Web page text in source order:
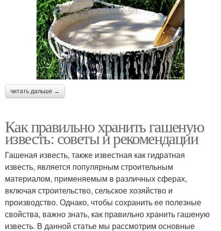
читать дальше →
Как правильно хранить гашеную
известь: советы и рекомендации
Гашеная известь, также известная как гидратная
известь, является популярным строительным
материалом, применяемым в различных сферах,
включая строительство, сельское хозяйство и
производство. Однако, чтобы сохранить ее полезные
свойства, важно знать, как правильно хранить гашеную
известь. В данной статье мы рассмотрим основные